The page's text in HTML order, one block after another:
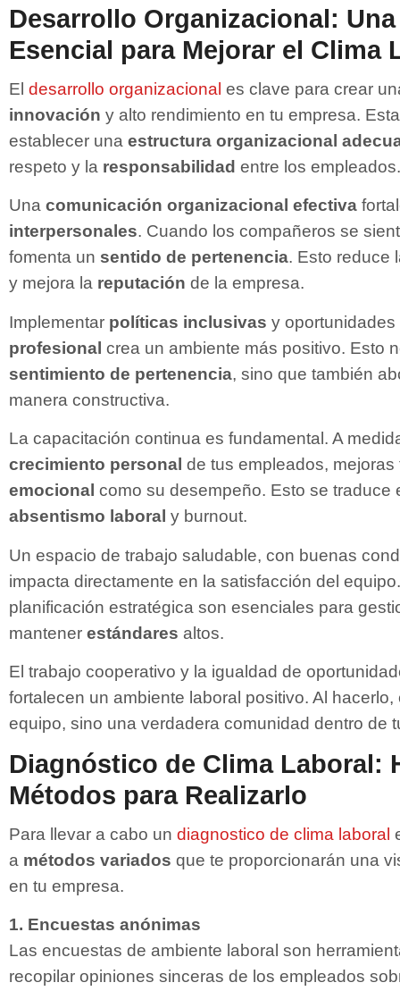
Desarrollo Organizacional:
Esencial para Mejorar el Clima
El desarrollo organizacional es clave para crear
innovación y alto rendimiento en tu empresa.
establecer una estructura organizacional
respeto y la responsabilidad entre los empleados.
Una comunicación organizacional efectiva
interpersonales. Cuando los compañeros se
fomenta un sentido de pertenencia. Esto reduce
y mejora la reputación de la empresa.
Implementar políticas inclusivas y
profesional crea un ambiente más positivo. Esto
sentimiento de pertenencia, sino que también
manera constructiva.
La capacitación continua es fundamental. A
crecimiento personal de tus empleados,
emocional como su desempeño. Esto se traduce
absentismo laboral y burnout.
Un espacio de trabajo saludable, con buenas
impacta directamente en la satisfacción del
planificación estratégica son esenciales para
mantener estándares altos.
El trabajo cooperativo y la igualdad de
fortalecen un ambiente laboral positivo. Al
equipo, sino una verdadera comunidad dentro de
Diagnóstico de Clima Laboral:
Métodos para Realizarlo
Para llevar a cabo un diagnostico de clima laboral
a métodos variados que te proporcionarán una
en tu empresa.
1. Encuestas anónimas
Las encuestas de ambiente laboral son
recopilar opiniones sinceras de los empleados